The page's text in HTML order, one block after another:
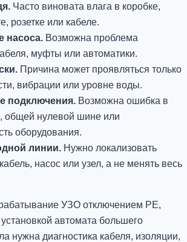
Часто виновата влага в коробке,
розетке или кабеле.
насоса. Возможна проблема
муфты или автоматики.
Причина может проявляться только
вибрации или уровне воды.
подключения. Возможна ошибка в
общей нулевой шине или
оборудования.
линии. Нужно локализовать
насос или узел, а не менять весь
УЗО отключением PE,
автомата большего
нужна диагностика кабеля, изоляции,